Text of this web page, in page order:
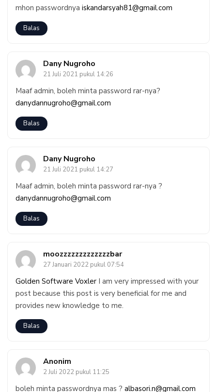
mhon passwordnya iskandarsyah81@gmail.com
Balas
Dany Nugroho
21 Juli 2021 pukul 14:26
Maaf admin, boleh minta password rar-nya?
danydannugroho@gmail.com
Balas
Dany Nugroho
21 Juli 2021 pukul 14:27
Maaf admin, boleh minta password rar-nya ?
danydannugroho@gmail.com
Balas
moozzzzzzzzzzzzzbar
27 Januari 2022 pukul 07:54
Golden Software Voxler I am very impressed with your
post because this post is very beneficial for me and
provides new knowledge to me.
Balas
Anonim
2 Juli 2022 pukul 11:25
boleh minta passwordnya mas ? albasori.n@gmail.com